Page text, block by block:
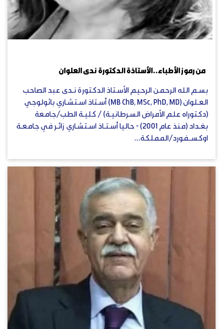
من رموز الأطباء..الأستاذة الدكتورة ندى العلوان
بسم الله الرحمن الرحيم الأستاذ الدكتورة نـدى عبد الصاحب
العـلوان (MB ChB, MSc, PhD, MD) أستاذ استشاري باثولوجي
(دكتوراه علم الأمراض السرطانيـة) / كليـة الطب/جامعة
بغـداد (منذ عام 2001) - حاليا أستـاذ استشاري زائـر في جامعـة
اوكسـفورد/المملكة...